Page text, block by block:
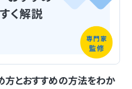
方とおすすめの方法をわか